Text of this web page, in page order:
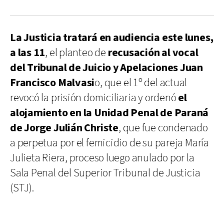
La Justicia tratará en audiencia este lunes,
a las 11, el planteo de recusación al vocal
del Tribunal de Juicio y Apelaciones Juan
Francisco Malvasio, que el 1º del actual
revocó la prisión domiciliaria y ordenóel
alojamiento en la Unidad Penal de Paraná
de Jorge Julián Christe, que fue condenado
a perpetua por el femicidio de su pareja María
Julieta Riera, proceso luego anulado por la
Sala Penal del Superior Tribunal de Justicia
(STJ).